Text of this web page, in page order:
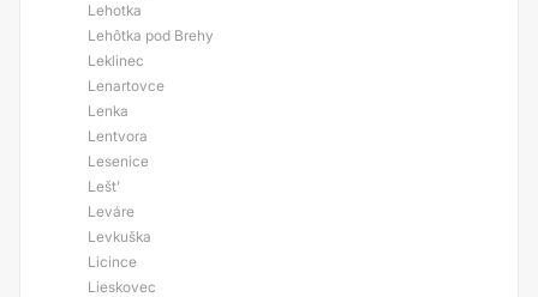
Lehotka
Lehôtka pod Brehy
Leklinec
Lenartovce
Lenka
Lentvora
Lesenice
Lešt’
Leváre
Levkuška
Licince
Lieskovec